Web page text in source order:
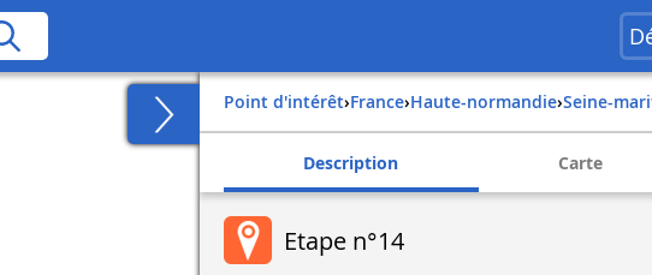
Point d'intérêt› france› haute-normandie› seine-
Description Carte
Etape n°14